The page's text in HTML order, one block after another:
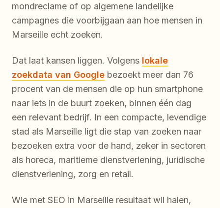
mondreclame of op algemene landelijke
campagnes die voorbijgaan aan hoe mensen in
Marseille echt zoeken.
Dat laat kansen liggen. Volgens lokale
zoekdata van Google bezoekt meer dan 76
procent van de mensen die op hun smartphone
naar iets in de buurt zoeken, binnen één dag
een relevant bedrijf. In een compacte, levendige
stad als Marseille ligt die stap van zoeken naar
bezoeken extra voor de hand, zeker in sectoren
als horeca, maritieme dienstverlening, juridische
dienstverlening, zorg en retail.
Wie met SEO in Marseille resultaat wil halen,